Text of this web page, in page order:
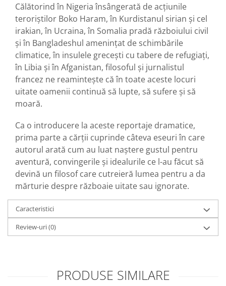
Călătorind în Nigeria însângerată de acțiunile
teroriștilor Boko Haram, în Kurdistanul sirian și cel
irakian, în Ucraina, în Somalia pradă războiului civil
și în Bangladeshul amenințat de schimbările
climatice, în insulele grecești cu tabere de refugiați,
în Libia și în Afganistan, filosoful și jurnalistul
francez ne reamintește că în toate aceste locuri
uitate oamenii continuă să lupte, să sufere și să
moară.
Ca o introducere la aceste reportaje dramatice,
prima parte a cărții cuprinde câteva eseuri în care
autorul arată cum au luat naștere gustul pentru
aventură, convingerile și idealurile ce l-au făcut să
devină un filosof care cutreieră lumea pentru a da
mărturie despre războaie uitate sau ignorate.
Caracteristici
Review-uri(0)
PRODUSE SIMILARE